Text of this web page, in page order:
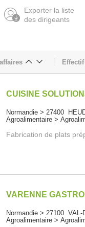
Exporter la liste
des dirigeants
Effectif
CUISINE
Normandie > 27400
Agroalimentaire >
Fabrication de plats
VARENNE
Normandie > 27100 VAL-
Agroalimentaire >